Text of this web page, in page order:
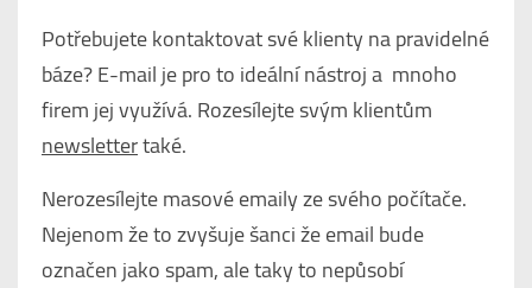
Potřebujete kontaktovat své klienty na pravidelné
báze? E-mail je pro to ideální nástroj a mnoho
firem jej využívá. Rozesílejte svým klientům
newslettertaké.
Nerozesílejte masové emaily ze svého počítače.
Nejenom že to zvyšuje šanci že email bude
označen jako spam, ale taky to nepůsobí